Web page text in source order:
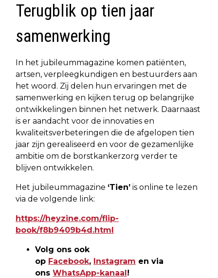
Terugblik op tien jaar
samenwerking
In het jubileummagazine komen patiënten,
artsen, verpleegkundigen en bestuurders aan
het woord. Zij delen hun ervaringen met de
samenwerking en kijken terug op belangrijke
ontwikkelingen binnen het netwerk. Daarnaast
is er aandacht voor de innovaties en
kwaliteitsverbeteringen die de afgelopen tien
jaar zijn gerealiseerd en voor de gezamenlijke
ambitie om de borstkankerzorg verder te
blijven ontwikkelen.
Het jubileummagazine ‘Tien’ is online te lezen
via de volgende link:
https://heyzine.com/flip-
book/f8b9409b4d.html
Volg ons ook
op Facebook, Instagram en via
ons WhatsApp-kanaal!